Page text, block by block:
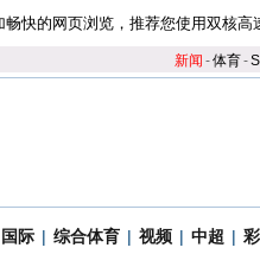
快的网页浏览，推荐您使用双核高
新闻 -体育-S
国际 | 综合体育 | 视频 | 中超 |